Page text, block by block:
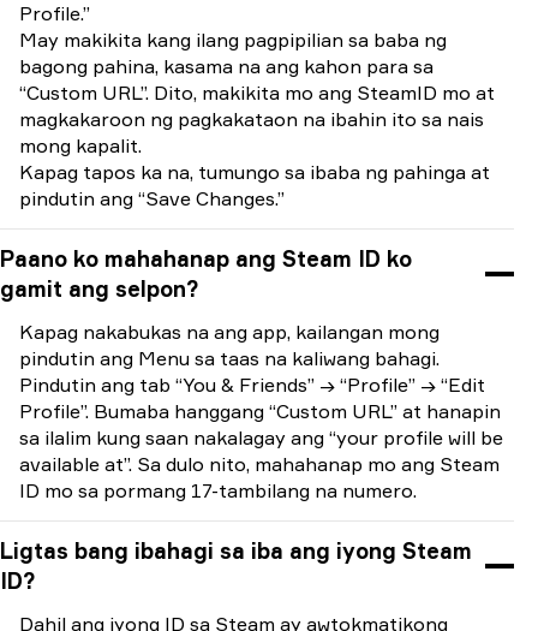
Profile.”
May makikita kang ilang pagpipilian sa baba ng
bagong pahina, kasama na ang kahon para sa
“Custom URL”. Dito, makikita mo ang SteamID mo at
magkakaroon ng pagkakataon na ibahin ito sa nais
mong kapalit.
Kapag tapos ka na, tumungo sa ibaba ng pahinga at
pindutin ang “Save Changes.”
Paano ko mahahanap ang Steam ID ko
gamit ang selpon?
Kapag nakabukas na ang app, kailangan mong
pindutin ang Menu sa taas na kaliwang bahagi.
Pindutin ang tab “You & Friends” → “Profile” → “Edit
Profile”. Bumaba hanggang “Custom URL” at hanapin
sa ilalim kung saan nakalagay ang “​​your profile will be
available at”. Sa dulo nito, mahahanap mo ang Steam
ID mo sa pormang 17-tambilang na numero.
Ligtas bang ibahagi sa iba ang iyong Steam
ID?
Dahil ang iyong ID sa Steam ay awtokmatikong